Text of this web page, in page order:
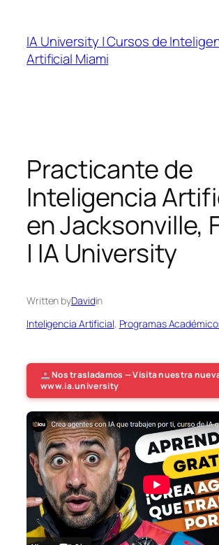
content
IA University | Cursos de
Artificial Miami
Practicante de
Inteligencia
en Jacksonville,
| IA University
Written byDavidin
Inteligencia Artificial, Programas
Nos trasladamos — Visita nuestra
www.ia.university